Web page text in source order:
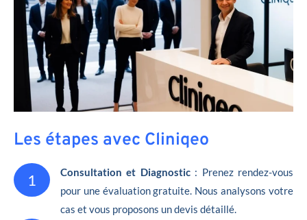
Les étapes avec Cliniqeo
1 Consultation et Diagnostic: Prenez rendez-vous
pour une évaluation gratuite. Nous analysons votre
cas et vous proposons un devis détaillé.